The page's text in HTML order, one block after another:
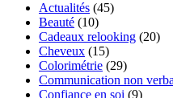
Actualités (45)
Beauté (10)
Cadeaux relooking (20)
Cheveux (15)
Colorimétrie (29)
Communication non
Confiance en soi (9)